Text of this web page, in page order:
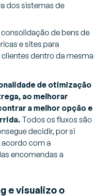
dos sistemas de
consolidação de bens de
e sites para
dentro da mesma
de otimização
ao melhorar
a melhor opção e
Todos os fluxos são
decidir, por si
com a
encomendas a
e visualizo o